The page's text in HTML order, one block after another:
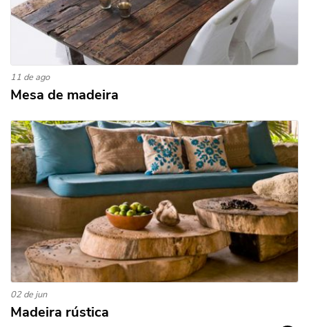
11 de ago
Mesa de madeira
02 de jun
Madeira rústica